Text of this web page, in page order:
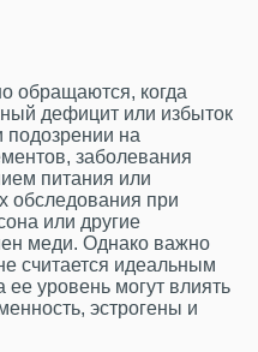
обращаются, когда
дефицит или избыток
подозрении на
заболевания
питания или
обследования при
или другие
меди. Однако важно
считается идеальным
уровень могут влиять
эстрогены и